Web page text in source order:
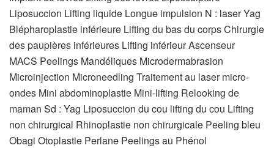
Liposuccion Lifting liquide Longue impulsion N : laser Yag
Blépharoplastie inférieure Lifting du bas du corps Chirurgie
des paupières inférieures Lifting inférieur Ascenseur
MACS Peelings Mandéliques Microdermabrasion
Microinjection Microneedling Traitement au laser micro-
ondes Mini abdominoplastie Mini-lifting Relooking de
maman Sd : Yag Liposuccion du cou lifting du cou Lifting
non chirurgical Rhinoplastie non chirurgicale Peeling bleu
Obagi Otoplastie Perlane Peelings au Phénol